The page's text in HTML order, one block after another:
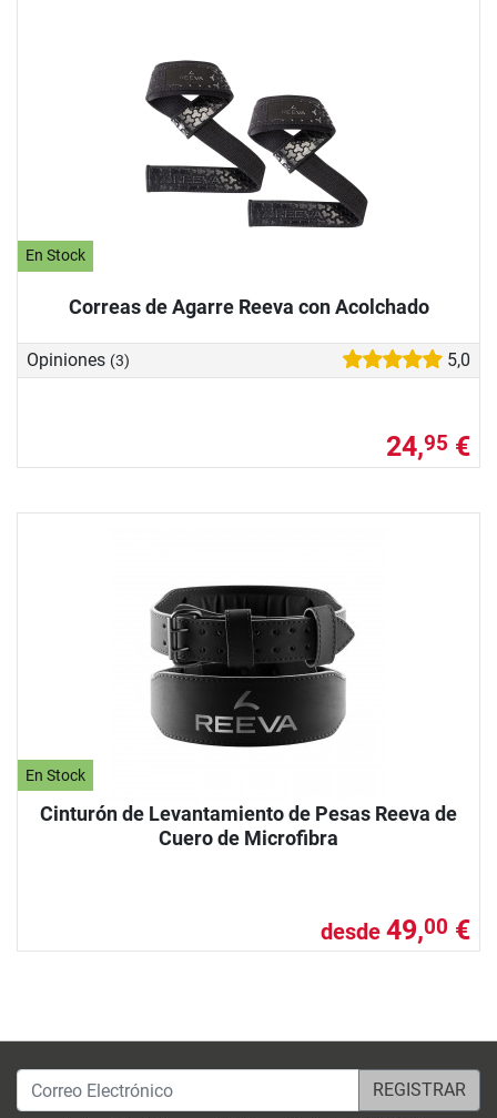
En Stock
Correas de Agarre Reeva con Acolchado
Opiniones (3) 5,0
24,95 €
En Stock
Cinturón de Levantamiento de Pesas Reeva de
Cuero de Microfibra
desde 49,00 €
Correo Electrónico